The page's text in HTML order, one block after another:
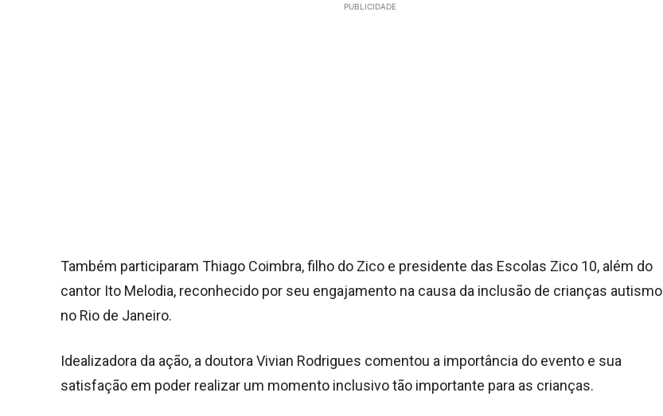
PUBLICIDADE
Também participaram Thiago Coimbra, filho do Zico e presidente das Escolas Zico 10, além do
cantor Ito Melodia, reconhecido por seu engajamento na causa da inclusão de crianças autismo
no Rio de Janeiro.
Idealizadora da ação, a doutora Vivian Rodrigues comentou a importância do evento e sua
satisfação em poder realizar um momento inclusivo tão importante para as crianças.